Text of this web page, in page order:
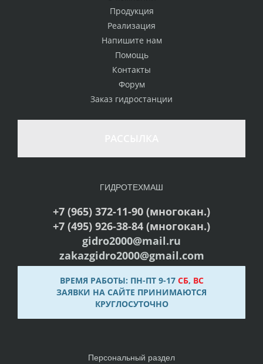
Продукция
Реализация
Напишите нам
Помощь
Контакты
Форум
Заказ гидростанции
ГИДРОТЕХМАШ
+7 (965) 372-11-90 (многокан.)
+7 (495) 926-38-84 (многокан.)
gidro2000@mail.ru
zakazgidro2000@gmail.com
ВРЕМЯ РАБОТЫ: ПН-ПТ 9-17 СБ, ВС
ЗАЯВКИ НА САЙТЕ ПРИНИМАЮТСЯ
КРУГЛОСУТОЧНО
Персональный раздел